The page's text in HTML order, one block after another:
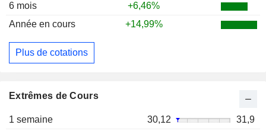
6 mois
+6,46%
Année en cours
+14,99%
Plus de cotations
Extrêmes de Cours
1 semaine 30,12 31,9